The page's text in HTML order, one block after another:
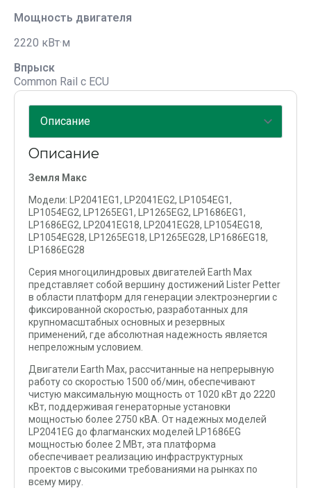
Мощность двигателя
2220 кВт·м
Впрыск
Common Rail с ECU
Описание
Земля Макс
Модели: LP2041EG1, LP2041EG2, LP1054EG1,
LP1054EG2, LP1265EG1, LP1265EG2, LP1686EG1,
LP1686EG2, LP2041EG18, LP2041EG28, LP1054EG18,
LP1054EG28, LP1265EG18, LP1265EG28, LP1686EG18,
LP1686EG28
Серия многоцилиндровых двигателей Earth Max
представляет собой вершину достижений Lister Petter
в области платформ для генерации электроэнергии с
фиксированной скоростью, разработанных для
крупномасштабных основных и резервных
применений, где абсолютная надежность является
непреложным условием.
Двигатели Earth Max, рассчитанные на непрерывную
работу со скоростью 1500 об/мин, обеспечивают
чистую максимальную мощность от 1020 кВт до 2220
кВт, поддерживая генераторные установки
мощностью более 2750 кВА. От надежных моделей
LP2041EG до флагманских моделей LP1686EG
мощностью более 2 МВт, эта платформа
обеспечивает реализацию инфраструктурных
проектов с высокими требованиями на рынках по
всему миру.